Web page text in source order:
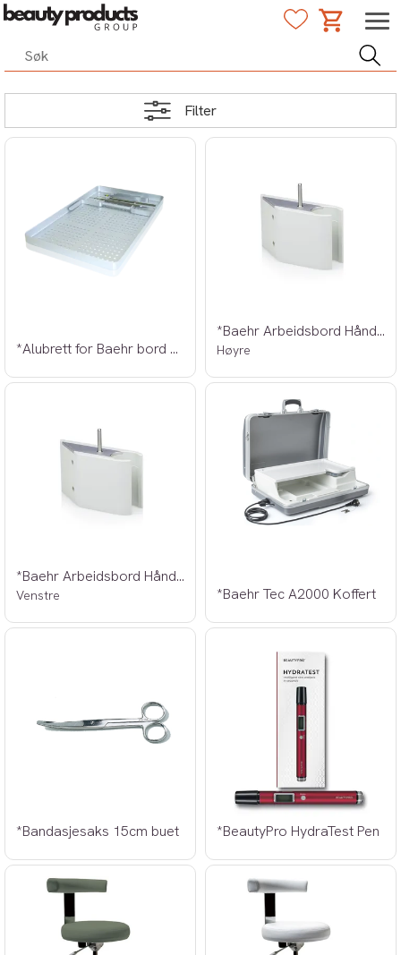
Filter
*Alubrett for Baehr bord m/LED skuff
*Baehr Arbeidsbord Håndstykkeholder
Høyre
*Baehr Arbeidsbord Håndstykkeholder
Venstre *Baehr Tec A2000 Koffert
*Bandasjesaks 15cm buet *BeautyPro HydraTest Pen